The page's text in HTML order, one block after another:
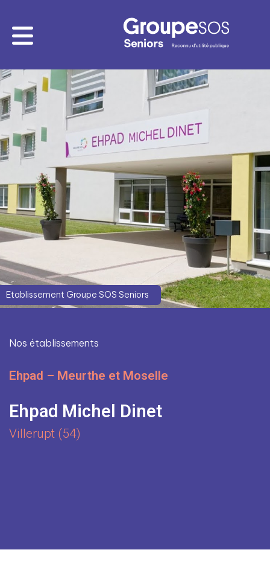
Nos établissements
Ehpad – Meurthe et Moselle
Ehpad Michel Dinet
Villerupt (54)
Etablissement Groupe SOS Seniors